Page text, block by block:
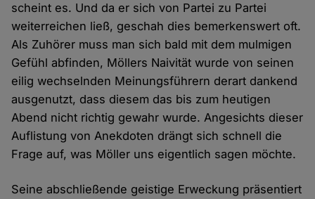
scheint es. Und da er sich von Partei zu Partei
weiterreichen ließ, geschah dies bemerkenswert oft.
Als Zuhörer muss man sich bald mit dem mulmigen
Gefühl abfinden, Möllers Naivität wurde von seinen
eilig wechselnden Meinungsführern derart dankend
ausgenutzt, dass diesem das bis zum heutigen
Abend nicht richtig gewahr wurde. Angesichts dieser
Auflistung von Anekdoten drängt sich schnell die
Frage auf, was Möller uns eigentlich sagen möchte.
Seine abschließende geistige Erweckung präsentiert